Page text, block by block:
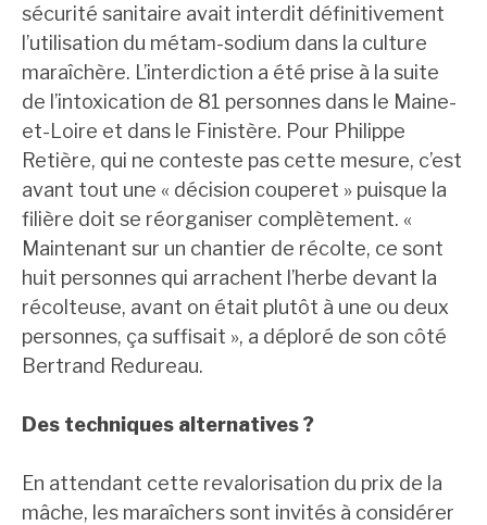
sécurité sanitaire avait interdit définitivement
l’utilisation du métam-sodium dans la culture
maraîchère. L’interdiction a été prise à la suite
de l’intoxication de 81 personnes dans le Maine-
et-Loire et dans le Finistère. Pour Philippe
Retière, qui ne conteste pas cette mesure, c’est
avant tout une « décision couperet » puisque la
filière doit se réorganiser complètement. «
Maintenant sur un chantier de récolte, ce sont
huit personnes qui arrachent l’herbe devant la
récolteuse, avant on était plutôt à une ou deux
personnes, ça suffisait », a déploré de son côté
Bertrand Redureau.
Des techniques alternatives ?
En attendant cette revalorisation du prix de la
mâche, les maraîchers sont invités à considérer